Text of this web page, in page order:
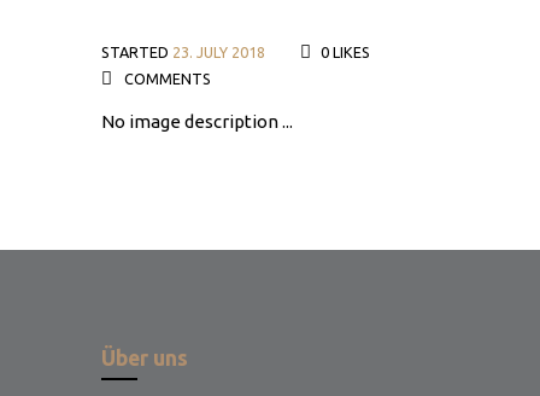
STARTED 23. JULY 2018 0LIKES
COMMENTS
No image description ...
Über uns